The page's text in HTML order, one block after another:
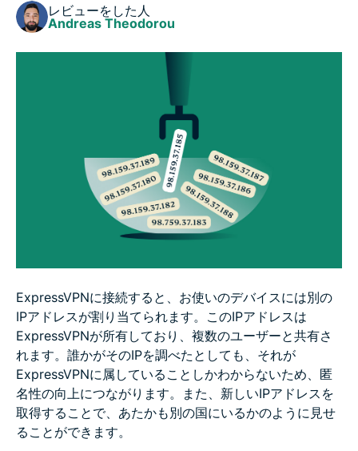
レビューをした人
Andreas Theodorou
ExpressVPNに接続すると、お使いのデバイスには別の
IPアドレスが割り当てられます。このIPアドレスは
ExpressVPNが所有しており、複数のユーザーと共有さ
れます。誰かがそのIPを調べたとしても、それが
ExpressVPNに属していることしかわからないため、匿
名性の向上につながります。また、新しいIPアドレスを
取得することで、あたかも別の国にいるかのように見せ
ることができます。